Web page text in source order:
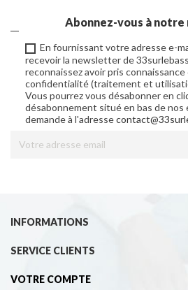
Abonnez-vous à
En fournissant votre adresse e-
recevoir la newsletter de
reconnaissez avoir pris
confidentialité (traitement et
Vous pourrez vous désabonner en
désabonnement situé en bas de nos
demande à l'adresse
INFORMATIONS
SERVICE CLIENTS
VOTRE COMPTE